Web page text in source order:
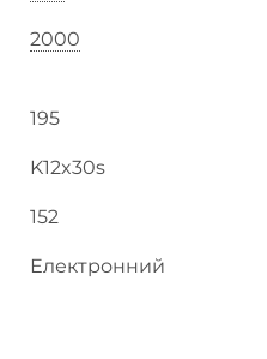
2000
195
K12x30s
152
Електронний